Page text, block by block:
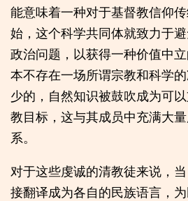
能意味着一种对于基督教信仰
始，这个科学共同体就致力于
政治问题，以获得一种价值中
本不存在一场所谓宗教和科学
少的，自然知识被鼓吹成为可
教目标，这与其成员中充满大
系。
对于这些虔诚的清教徒来说，
接翻译成为各自的民族语言，